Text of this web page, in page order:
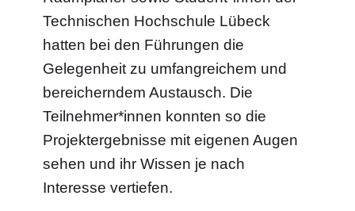
Technischen Hochschule Lübeck
hatten bei den Führungen die
Gelegenheit zu umfangreichem und
bereicherndem Austausch. Die
Teilnehmer*innen konnten so die
Projektergebnisse mit eigenen Augen
sehen und ihr Wissen je nach
Interesse vertiefen.